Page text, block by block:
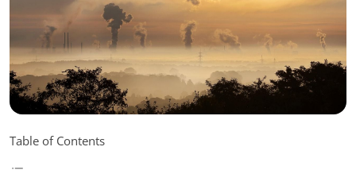
Table of Contents